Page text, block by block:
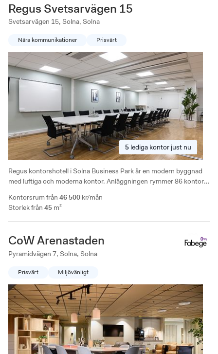
Regus Svetsarvägen 15
Svetsarvägen 15, Solna, Solna
Nära kommunikationer Prisvärt
5 lediga kontor just nu
Kontorsrum från 46 500 kr/mån
Storlek från 45 m²
Regus kontorshotell i Solna Business Park är en modern byggnad
med luftiga och moderna kontor. Anläggningen rymmer 86 kontor,
CoW Arenastaden
Pyramidvägen 7, Solna, Solna
Prisvärt Miljövänligt